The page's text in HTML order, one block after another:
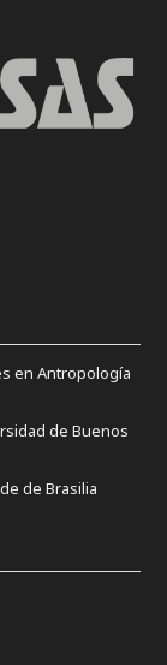
en Antropología
de Buenos
de Brasilia